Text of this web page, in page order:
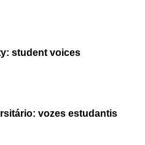
student voices
vozes estudantis